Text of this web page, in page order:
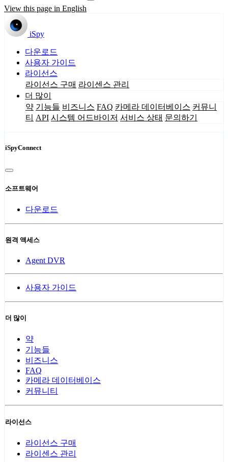
View this page in English
iSpy
다운로드
사용자 가이드
라이선스
라이선스 구매 라이센스 관리
더 많이
약 기능들 비즈니스 FAQ 카메라 데이터베이스 커뮤니
티 API 시스템 어드바이저 서비스 상태 문의하기
iSpyConnect
소프트웨어
다운로드
원격 액세스
Agent DVR
사용자 가이드
더 많이
약
기능들
비즈니스
FAQ
카메라 데이터베이스
커뮤니티
라이선스
라이선스 구매
라이센스 관리